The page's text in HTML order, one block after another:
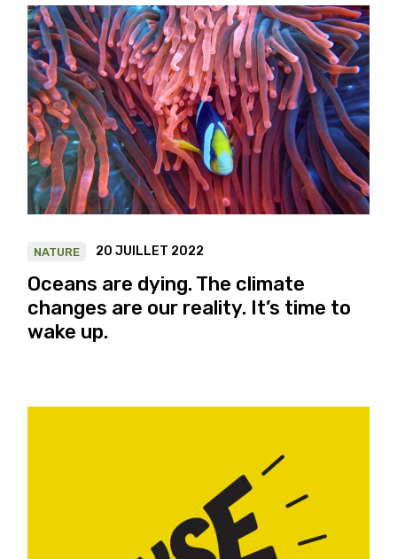
NATURE 20 JUILLET 2022
Oceans are dying. The climate
changes are our reality. It’s time to
wake up.